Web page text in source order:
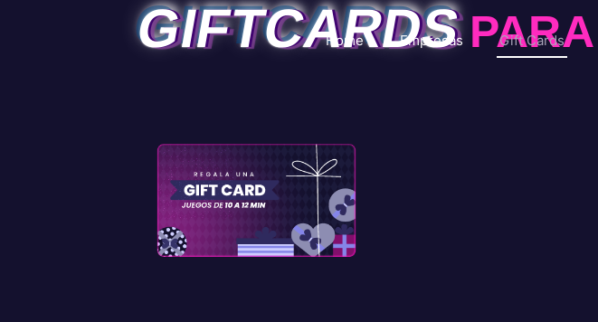
Home Empresas Gift Cards
GIFTCARDSPARA